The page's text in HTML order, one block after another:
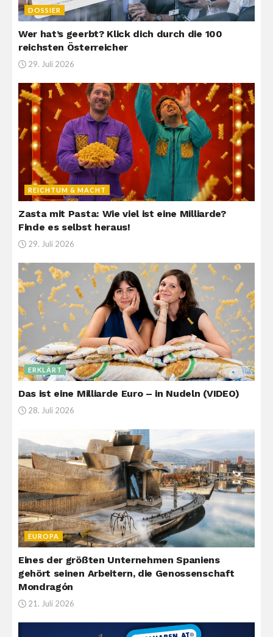
DOSSIER
Wer hat’s geerbt? Klick dich durch die 100
reichsten Österreicher
29. Juli 2026
REICHTUM & MACHT
Zasta mit Pasta: Wie viel ist eine Milliarde?
Finde es selbst heraus!
29. Juli 2026
ERKLÄRT
Das ist eine Milliarde Euro – in Nudeln (VIDEO)
28. Juli 2026
EUROPA
Eines der größten Unternehmen Spaniens
gehört seinen Arbeitern, die Genossenschaft
Mondragón
21. Juli 2026